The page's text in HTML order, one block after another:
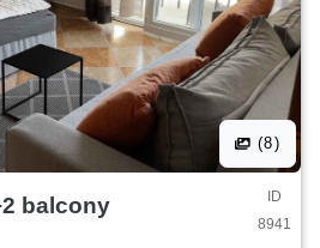
(8)
balcony
ID
8941